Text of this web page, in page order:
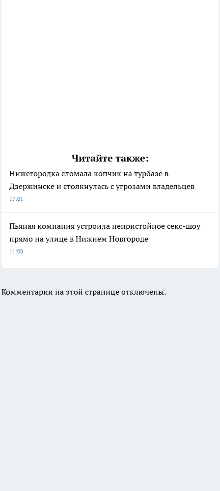
Читайте также:
Нижегородка сломала копчик на турбазе в
Дзержинске и столкнулась с угрозами владельцев
17:01
Пьяная компания устроила непристойное секс-шоу
прямо на улице в Нижнем Новгороде
11:09
Комментарии на этой странице отключены.